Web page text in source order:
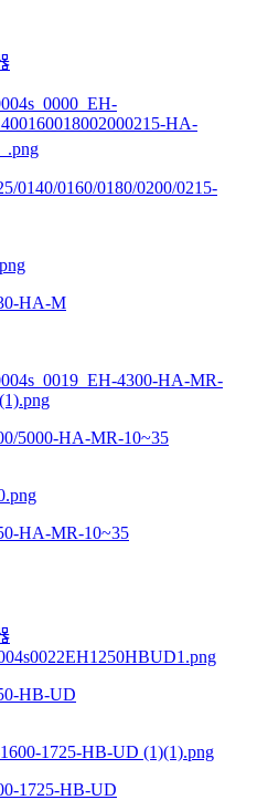
0140/0160/0180/0200/0215-
HA-M
5000-HA-MR-10~35
HA-MR-10~35
HB-UD
1725-HB-UD